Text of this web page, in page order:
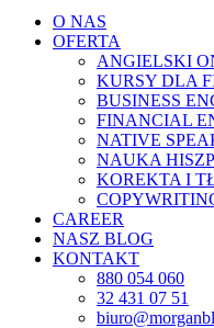
O NAS
OFERTA
ANGIELSKI
KURSY DLA
BUSINESS
FINANCIAL
NATIVE
NAUKA
KOREKTA I
CAREER
NASZ BLOG
KONTAKT
880 054 060
32 431 07 51